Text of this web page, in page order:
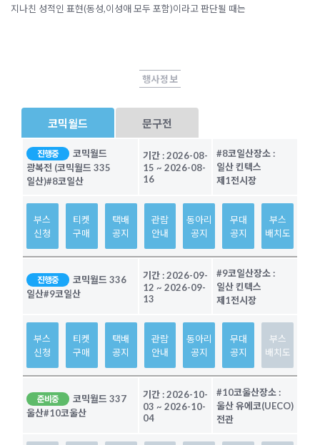
지나친 성적인 표현(동성,이성애 모두 포함)이라고 판단될 때는
행사정보
코믹월드 문구전
진행중
코믹월드
광복전 (코믹월드 335
일산)#8코일산
기간 :2026-08-
15 ~ 2026-08-
16
#8코일산장소 :
일산 킨텍스
제1전시장
부스
신청
티켓
구매
택배
공지
관람
안내
동아리
공지
무대
공지
부스
배치도
진행중
코믹월드 336
일산#9코일산
기간 :2026-09-
12 ~ 2026-09-
13
#9코일산장소 :
일산 킨텍스
제1전시장
부스
신청
티켓
구매
택배
공지
관람
안내
동아리
공지
무대
공지
부스
배치도
준비중
코믹월드 337
울산#10코울산
기간 :2026-10-
03 ~ 2026-10-
04
#10코울산장소 :
울산 유에코(UECO)
전관